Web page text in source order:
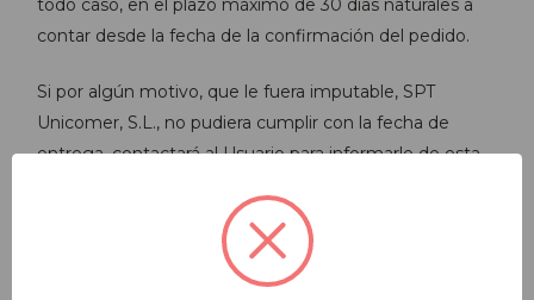
todo caso, en el plazo máximo de 30 días naturales a
contar desde la fecha de la confirmación del pedido.
Si por algún motivo, que le fuera imputable, SPT
Unicomer, S.L., no pudiera cumplir con la fecha de
entrega, contactará al Usuario para informarle de esta
compra, estableciendo una nueva fecha de entrega o
bien anular el pedido con el reembolso total del precio
pagado. En cualquier caso, las entregas a domicilio se